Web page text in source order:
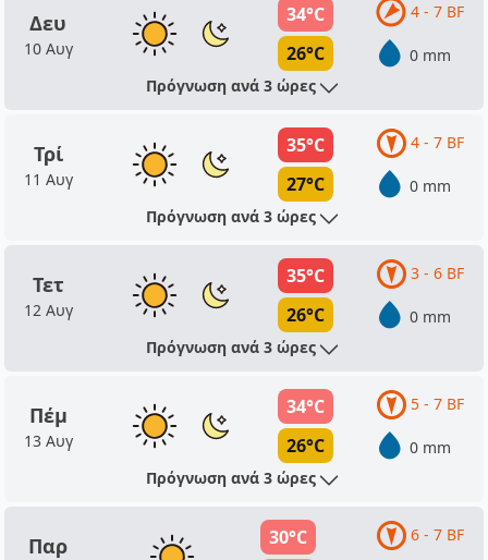
Δευ
10 Αυγ
34°C
26°C
4 - 7 BF
0 mm
Πρόγνωση ανά 3 ώρες
Τρί
11 Αυγ
35°C
27°C
4 - 7 BF
0 mm
Πρόγνωση ανά 3 ώρες
Τετ
12 Αυγ
35°C
26°C
3 - 6 BF
0 mm
Πρόγνωση ανά 3 ώρες
Πέμ
13 Αυγ
34°C
26°C
5 - 7 BF
0 mm
Πρόγνωση ανά 3 ώρες
Παρ
30°C
6 - 7 BF